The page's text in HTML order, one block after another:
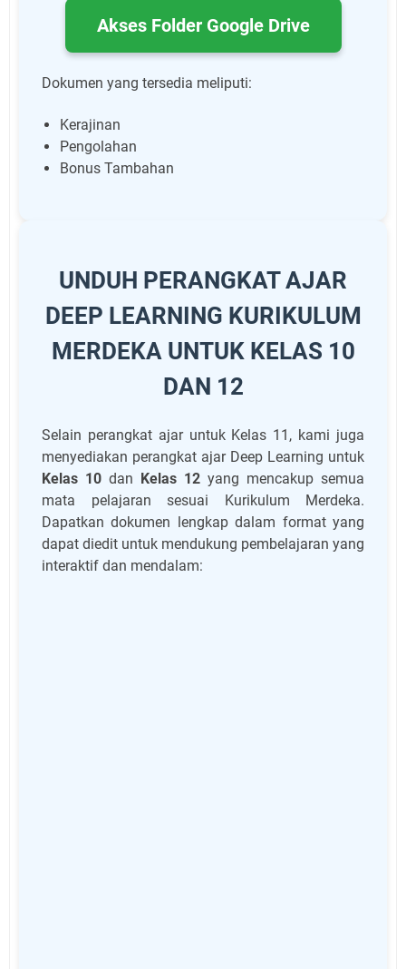
Akses Folder Google Drive
Dokumen yang tersedia meliputi:
Kerajinan
Pengolahan
Bonus Tambahan
UNDUH PERANGKAT AJAR
DEEP LEARNING KURIKULUM
MERDEKA UNTUK KELAS 10
DAN 12
Selain perangkat ajar untuk Kelas 11, kami juga
menyediakan perangkat ajar Deep Learning untuk
Kelas 10 dan Kelas 12 yang mencakup semua
mata pelajaran sesuai Kurikulum Merdeka.
Dapatkan dokumen lengkap dalam format yang
dapat diedit untuk mendukung pembelajaran yang
interaktif dan mendalam: